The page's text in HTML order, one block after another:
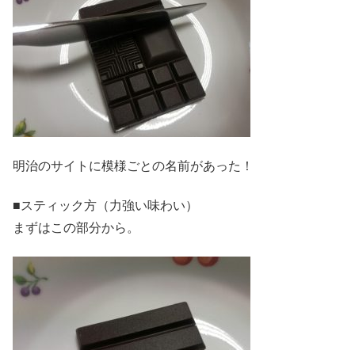
明治のサイトに模様ごとの名前があった！
■スティック方（力強い味わい）
まずはこの部分から。